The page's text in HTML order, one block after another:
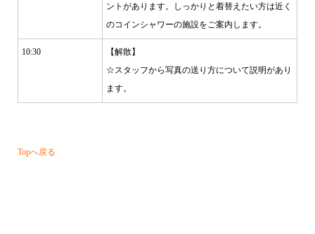
ントがあります。しっかりと着替えたい方は近く
のコインシャワーの施設をご案内します。
10:30
【解散】
☆スタッフから写真の送り方について説明があり
ます。
Topへ戻る